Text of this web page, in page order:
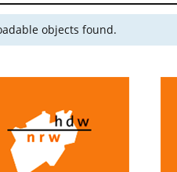
objects found.